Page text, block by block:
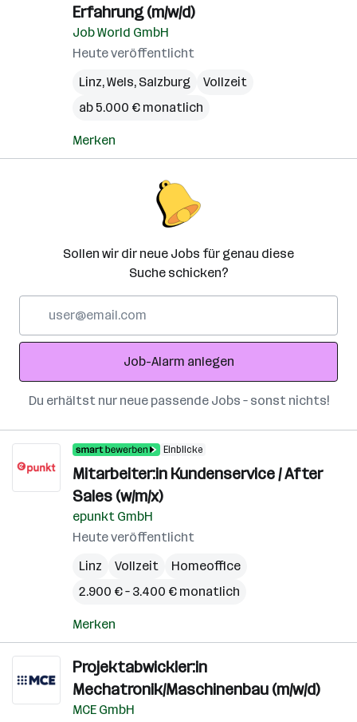
Erfahrung (m/w/d)
Job World GmbH
Heute veröffentlicht
Linz,Wels, Salzburg
Vollzeit
ab 5.000 € monatlich
Merken
Sollen wir dir neue Jobs für genau diese
Suche schicken?
Adresse
Job-Alarm anlegen
Du erhältst nur neue passende Jobs – sonst nichts!
Einblicke
Mitarbeiter:in Kundenservice / After
Sales (w/m/x)
epunkt GmbH
Heute veröffentlicht
Linz
Vollzeit
Homeoffice
2.900 € – 3.400 € monatlich
Merken
Projektabwickler:in
Mechatronik/Maschinenbau (m/w/d)
MCE GmbH